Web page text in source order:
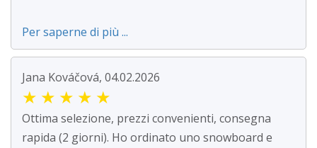
Per saperne di più ...
Jana Kováčová, 04.02.2026
★ ★ ★ ★ ★
Ottima selezione, prezzi convenienti, consegna
rapida (2 giorni). Ho ordinato uno snowboard e